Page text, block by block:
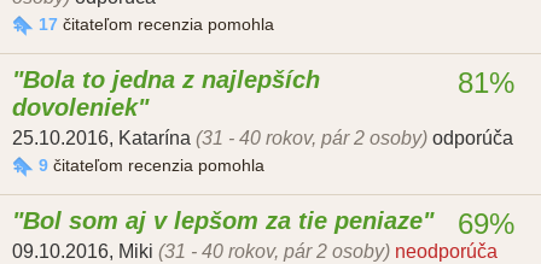
17 čitateľom recenzia pomohla
Bola to jedna z najlepších
dovoleniek
25.10.2016, Katarína (31 - 40 rokov, pár 2 osoby) odporúča
9 čitateľom recenzia pomohla
81%
Bol som aj v lepšom za tie peniaze
09.10.2016, Miki (31 - 40 rokov, pár 2 osoby) neodporúča
69%